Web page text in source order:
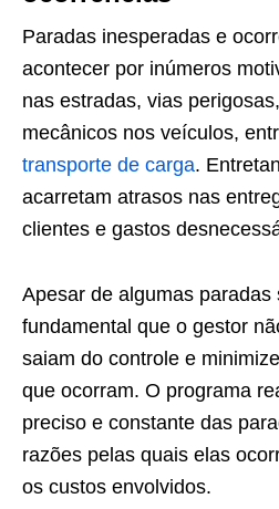
Paradas inesperadas e
acontecer por inúmeros
nas estradas, vias
mecânicos nos veículos,
transporte de carga.
acarretam atrasos nas
clientes e gastos
Apesar de algumas
fundamental que o gestor
saiam do controle e
que ocorram. O programa
preciso e constante das
razões pelas quais elas
os custos envolvidos.